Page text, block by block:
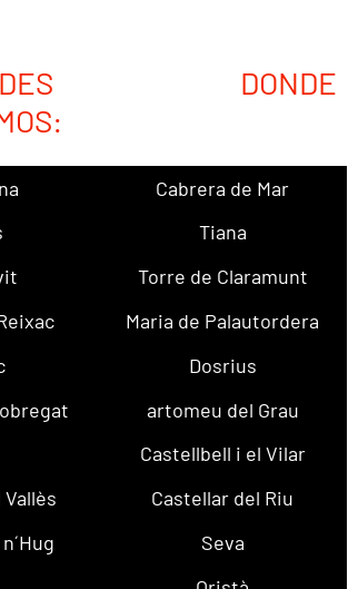
DONDE
Cabrera de Mar
Tiana
Torre de Claramunt
Maria de Palautordera
Dosrius
artomeu del Grau
Castellbell i el Vilar
Castellar del Riu
Seva